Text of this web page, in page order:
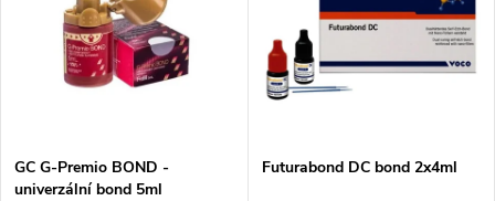
GC G-Premio BOND -
univerzální bond 5ml
Futurabond DC bond 2x4ml